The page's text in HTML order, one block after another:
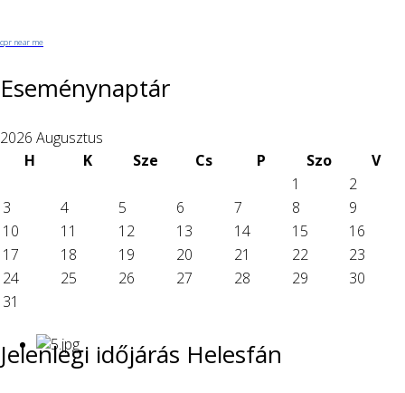
cpr near me
Eseménynaptár
2026 Augusztus
H
K Sze Cs P Szo
V
1
2
3
4 5 6 7 8
9
10
11 12 13 14 15
16
17
18 19 20 21 22
23
24
25 26 27 28 29
30
31
Jelenlegi időjárás Helesfán